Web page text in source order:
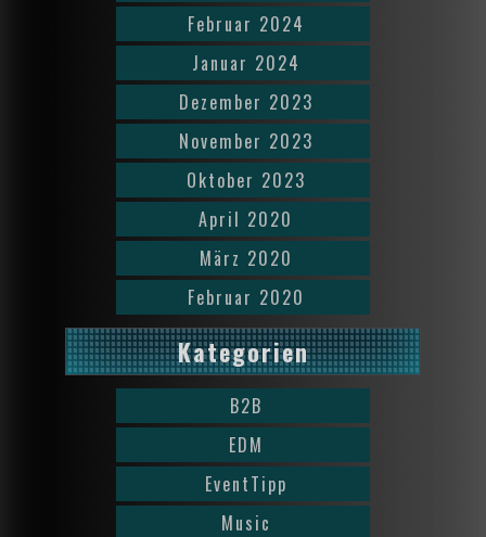
Februar 2024
Januar 2024
Dezember 2023
November 2023
Oktober 2023
April 2020
März 2020
Februar 2020
Kategorien
B2B
EDM
EventTipp
Music